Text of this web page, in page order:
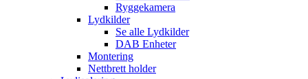
Ryggekamera
Lydkilder
Se alle Lydkilder
DAB Enheter
Montering
Nettbrett holder